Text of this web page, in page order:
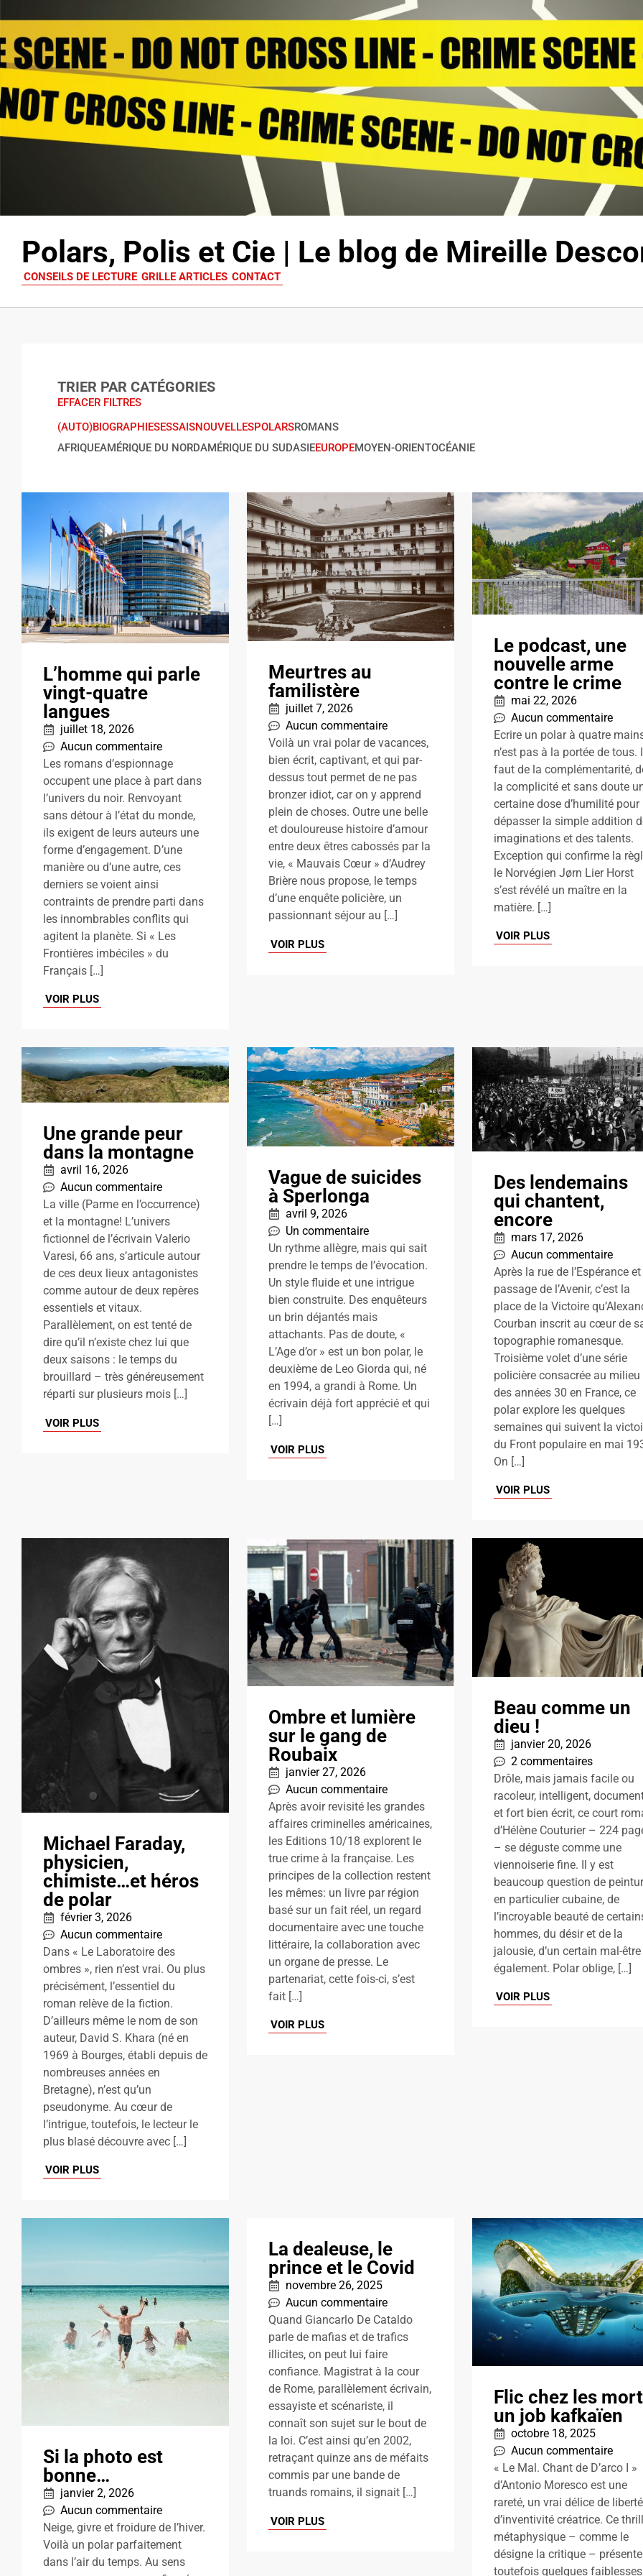
Polars, Polis et Cie | Le blog de Mireille
CONSEILS DE LECTURE GRILLE ARTICLES CONTACT
TRIER PAR CATÉGORIES
EFFACER FILTRES
(AUTO)BIOGRAPHIESESSAISNOUVELLESPOLARSROMANS
AFRIQUEAMÉRIQUE DU NORDAMÉRIQUE DU SUDASIEEUROPEMOYEN-ORIENTOCÉANIE
L’homme qui parle
vingt-quatre
langues
juillet 18, 2026
Aucun commentaire
Les romans d’espionnage
occupent une place à part dans
l’univers du noir. Renvoyant
sans détour à l’état du monde,
ils exigent de leurs auteurs une
forme d’engagement. D’une
manière ou d’une autre, ces
derniers se voient ainsi
contraints de prendre parti dans
les innombrables conflits qui
agitent la planète. Si « Les
Frontières imbéciles » du
Français […]
VOIR PLUS
Meurtres au
familistère
juillet 7, 2026
Aucun commentaire
Voilà un vrai polar de vacances,
bien écrit, captivant, et qui par-
dessus tout permet de ne pas
bronzer idiot, car on y apprend
plein de choses. Outre une belle
et douloureuse histoire d’amour
entre deux êtres cabossés par la
vie, « Mauvais Cœur » d’Audrey
Brière nous propose, le temps
d’une enquête policière, un
passionnant séjour au […]
VOIR PLUS
Le podcast, une
nouvelle arme
contre le crime
mai 22, 2026
Aucun commentaire
Ecrire un polar à quatre
n’est pas à la portée de tous.
faut de la complémentarité,
la complicité et sans doute
certaine dose d’humilité pour
dépasser la simple addition
imaginations et des talents.
Exception qui confirme la
le Norvégien Jørn Lier Horst
s’est révélé un maître en la
matière. […]
VOIR PLUS
Une grande peur
dans la montagne
avril 16, 2026
Aucun commentaire
La ville (Parme en l’occurrence)
et la montagne! L’univers
fictionnel de l’écrivain Valerio
Varesi, 66 ans, s’articule autour
de ces deux lieux antagonistes
comme autour de deux repères
essentiels et vitaux.
Parallèlement, on est tenté de
dire qu’il n’existe chez lui que
deux saisons : le temps du
brouillard – très généreusement
réparti sur plusieurs mois […]
VOIR PLUS
Vague de suicides
à Sperlonga
avril 9, 2026
Un commentaire
Un rythme allègre, mais qui sait
prendre le temps de l’évocation.
Un style fluide et une intrigue
bien construite. Des enquêteurs
un brin déjantés mais
attachants. Pas de doute, «
L’Age d’or » est un bon polar, le
deuxième de Leo Giorda qui, né
en 1994, a grandi à Rome. Un
écrivain déjà fort apprécié et qui
[…]
VOIR PLUS
Des lendemains
qui chantent,
encore
mars 17, 2026
Aucun commentaire
Après la rue de l’Espérance
passage de l’Avenir, c’est la
place de la Victoire
Courban inscrit au cœur de
topographie romanesque.
Troisième volet d’une série
policière consacrée au milieu
des années 30 en France, ce
polar explore les quelques
semaines qui suivent la
du Front populaire en mai
On […]
VOIR PLUS
Michael Faraday,
physicien,
chimiste…et héros
de polar
février 3, 2026
Aucun commentaire
Dans « Le Laboratoire des
ombres », rien n’est vrai. Ou plus
précisément, l’essentiel du
roman relève de la fiction.
D’ailleurs même le nom de son
auteur, David S. Khara (né en
1969 à Bourges, établi depuis de
nombreuses années en
Bretagne), n’est qu’un
pseudonyme. Au cœur de
l’intrigue, toutefois, le lecteur le
plus blasé découvre avec […]
VOIR PLUS
Ombre et lumière
sur le gang de
Roubaix
janvier 27, 2026
Aucun commentaire
Après avoir revisité les grandes
affaires criminelles américaines,
les Editions 10/18 explorent le
true crime à la française. Les
principes de la collection restent
les mêmes: un livre par région
basé sur un fait réel, un regard
documentaire avec une touche
littéraire, la collaboration avec
un organe de presse. Le
partenariat, cette fois-ci, s’est
fait […]
VOIR PLUS
Beau comme un
dieu !
janvier 20, 2026
2 commentaires
Drôle, mais jamais facile ou
racoleur, intelligent,
et fort bien écrit, ce court
d’Hélène Couturier – 224
– se déguste comme une
viennoiserie fine. Il y est
beaucoup question de
en particulier cubaine, de
l’incroyable beauté de
hommes, du désir et de la
jalousie, d’un certain mal-être
également. Polar oblige, […]
VOIR PLUS
Si la photo est
bonne…
janvier 2, 2026
Aucun commentaire
Neige, givre et froidure de l’hiver.
Voilà un polar parfaitement
dans l’air du temps. Au sens
La dealeuse, le
prince et le Covid
novembre 26, 2025
Aucun commentaire
Quand Giancarlo De Cataldo
parle de mafias et de trafics
illicites, on peut lui faire
confiance. Magistrat à la cour
de Rome, parallèlement écrivain,
essayiste et scénariste, il
connaît son sujet sur le bout de
la loi. C’est ainsi qu’en 2002,
retraçant quinze ans de méfaits
commis par une bande de
truands romains, il signait […]
VOIR PLUS
Flic chez les
un job kafkaïen
octobre 18, 2025
Aucun commentaire
« Le Mal. Chant de D’arco I »
d’Antonio Moresco est une
rareté, un vrai délice de
d’inventivité créatrice. Ce
métaphysique – comme le
désigne la critique – présente
toutefois quelques